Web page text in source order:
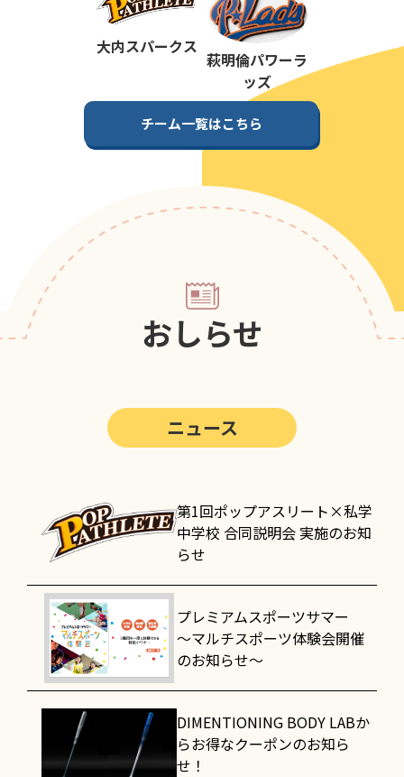
第6回 ポップアスリートカップ
第5回 ポップアスリートカップ
ポップアスリートカップ
ポップアスリートカップ
ポップアスリートカップ
大内スパークス
萩明倫パワーラ
ッズ
チーム一覧はこちら
おしらせ
ニュース
第1回ポップアスリート×私学
中学校 合同説明会 実施のお知
らせ
プレミアムスポーツサマー
～マルチスポーツ体験会開催
のお知らせ～
DIMENTIONING BODY LABか
らお得なクーポンのお知ら
せ！